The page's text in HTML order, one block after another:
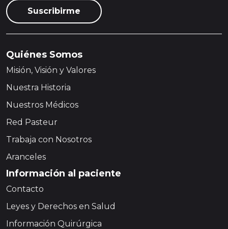
Quiénes Somos
Misión, Visión y Valores
Nuestra Historia
Nuestros Médicos
Red Pasteur
Trabaja con Nosotros
Aranceles
Información al paciente
Contacto
Leyes y Derechos en Salud
Información Quirúrgica